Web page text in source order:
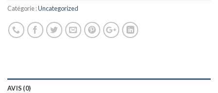
Catégorie :Uncategorized
AVIS (0)